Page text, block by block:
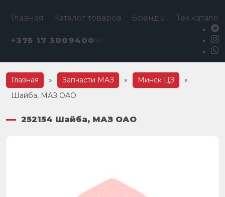
Главная Каталог товаров Бренды
+375 17 3009400
Главная » Запчасти МАЗ » Минск ЦЗ
»
Шайба, МАЗ ОАО
252154 Шайба, МАЗ ОАО